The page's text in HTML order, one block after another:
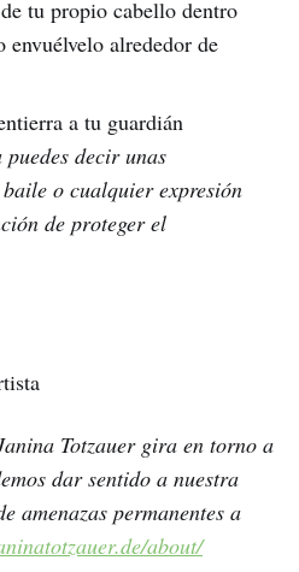
tu propio cabello dentro
alrededor de
a tu guardián
decir unas
o cualquier expresión
de proteger el
Totzauer gira en torno a
dar sentido a nuestra
amenazas permanentes a
about/